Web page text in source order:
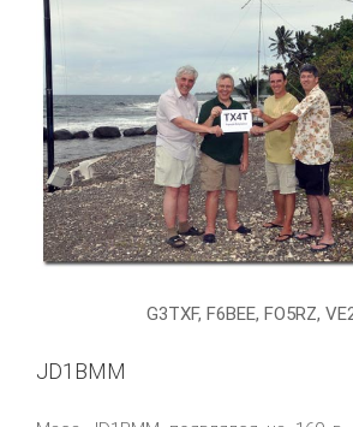
G3TXF, F6BEE, FO5RZ,
JD1BMM